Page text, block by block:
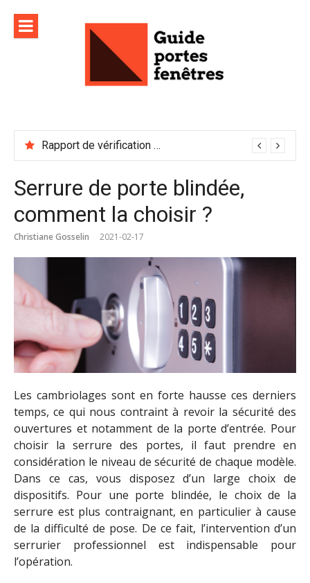
contenu
Rapport de vérification sécurité : à conserver précieusement
Serrure de porte blindée,
comment la choisir ?
Christiane Gosselin 2021-02-17
Les cambriolages sont en forte hausse ces derniers
temps, ce qui nous contraint à revoir la sécurité des
ouvertures et notamment de la porte d’entrée. Pour
choisir la serrure des portes, il faut prendre en
considération le niveau de sécurité de chaque modèle.
Dans ce cas, vous disposez d’un large choix de
dispositifs. Pour une porte blindée, le choix de la
serrure est plus contraignant, en particulier à cause
de la difficulté de pose. De ce fait, l’intervention d’un
serrurier professionnel est indispensable pour
l’opération.